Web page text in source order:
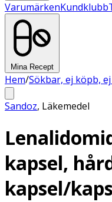
VarumärkenKundklubb
Mina Recept
Hem/Sökbar, ej köpb,
Sandoz, Läkemedel
kapsel,
kapsel/